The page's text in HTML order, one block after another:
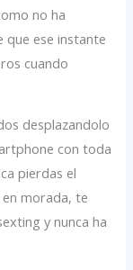
no ha
que ese instante
cuando
desplazandolo
con toda
pierdas el
morada, te
y nunca ha